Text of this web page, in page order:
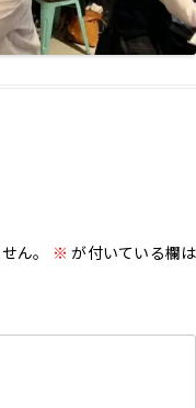
ん。 ※ が付いている欄は